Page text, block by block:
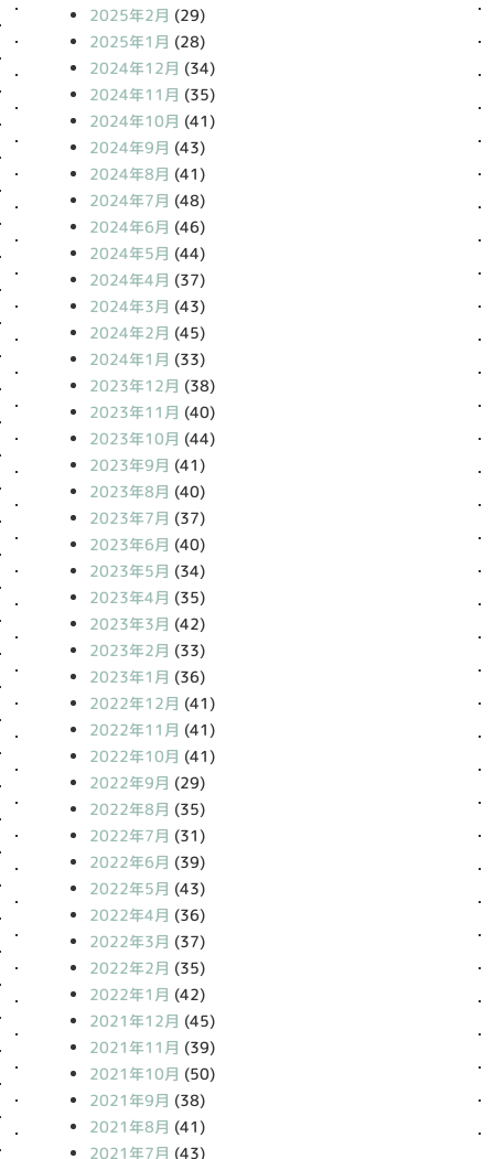
2025年2月 (29)
2025年1月 (28)
2024年12月 (34)
2024年11月 (35)
2024年10月 (41)
2024年9月 (43)
2024年8月 (41)
2024年7月 (48)
2024年6月 (46)
2024年5月 (44)
2024年4月 (37)
2024年3月 (43)
2024年2月 (45)
2024年1月 (33)
2023年12月 (38)
2023年11月 (40)
2023年10月 (44)
2023年9月 (41)
2023年8月 (40)
2023年7月 (37)
2023年6月 (40)
2023年5月 (34)
2023年4月 (35)
2023年3月 (42)
2023年2月 (33)
2023年1月 (36)
2022年12月 (41)
2022年11月 (41)
2022年10月 (41)
2022年9月 (29)
2022年8月 (35)
2022年7月 (31)
2022年6月 (39)
2022年5月 (43)
2022年4月 (36)
2022年3月 (37)
2022年2月 (35)
2022年1月 (42)
2021年12月 (45)
2021年11月 (39)
2021年10月 (50)
2021年9月 (38)
2021年8月 (41)
2021年7月 (43)